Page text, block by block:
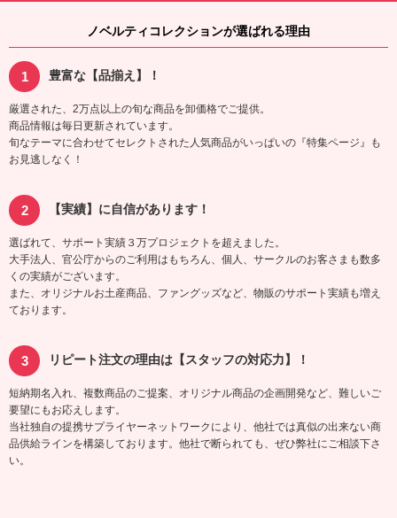
ノベルティコレクションが選ばれる理由
豊富な【品揃え】！
厳選された、2万点以上の旬な商品を卸価格でご提供。
商品情報は毎日更新されています。
旬なテーマに合わせてセレクトされた人気商品がいっぱいの『特集ページ』も
お見逃しなく！
【実績】に自信があります！
選ばれて、サポート実績３万プロジェクトを超えました。
大手法人、官公庁からのご利用はもちろん、個人、サークルのお客さまも数多
くの実績がございます。
また、オリジナルお土産商品、ファングッズなど、物販のサポート実績も増え
ております。
リピート注文の理由は【スタッフの対応力】！
短納期名入れ、複数商品のご提案、オリジナル商品の企画開発など、難しいご
要望にもお応えします。
当社独自の提携サプライヤーネットワークにより、他社では真似の出来ない商
品供給ラインを構築しております。他社で断られても、ぜひ弊社にご相談下さ
い。